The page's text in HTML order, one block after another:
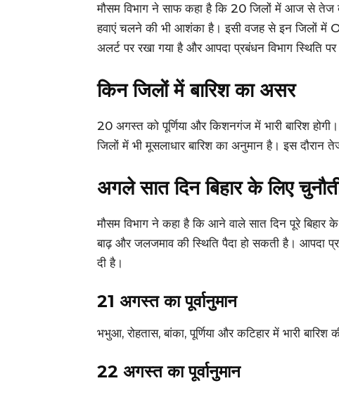
मौसम विभाग ने साफ कहा है कि 20 जिलों में आज से तेज
हवाएं चलने की भी आशंका है। इसी वजह से इन जिलों में
अलर्ट पर रखा गया है और आपदा प्रबंधन विभाग स्थिति
किन जिलों में बारिश का असर
20 अगस्त को पूर्णिया और किशनगंज में भारी बारिश
जिलों में भी मूसलाधार बारिश का अनुमान है। इस दौरान
अगले सात दिन बिहार के लिए
मौसम विभाग ने कहा है कि आने वाले सात दिन पूरे बिहार
बाढ़ और जलजमाव की स्थिति पैदा हो सकती है। आपदा
दी है।
21 अगस्त का पूर्वानुमान
भभुआ, रोहतास, बांका, पूर्णिया और कटिहार में भारी
22 अगस्त का पूर्वानुमान